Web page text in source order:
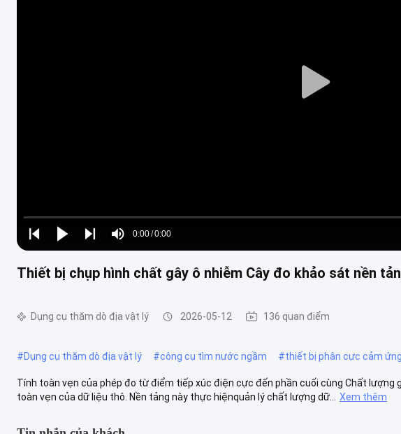
Play
Play
Play
Play
Mute
Time
0:00/0:00
Loaded:
0%
Thiết bị chụp hình chất gây ô nhiễm Cây đo khảo sát nền
Dụng cụ thăm dò địa vật lý 2026-05-12 136 quan điểm
#Dụng cụ thăm dò địa vật lý #công cụ tìm nước ngầm #thiết bị phân cực cảm ứng
Tính toàn vẹn của phép đo từ điểm tiếp xúc điện cực đến phần cuối cùng Chất
toàn vẹn của dữ liệu thô. Nền tảng này thực hiệnquản lý chất lượng dữ...
Xem thêm